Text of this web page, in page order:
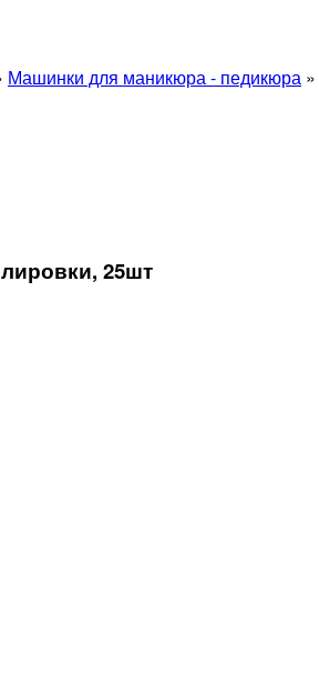
Машинки для маникюра - педикюра »
25шт